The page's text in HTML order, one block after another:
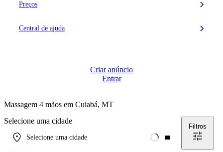
Preços
Central de ajuda
Criar anúncio
Entrar
Massagem 4 mãos em Cuiabá, MT
Selecione uma cidade
Selecione uma cidade
Filtros